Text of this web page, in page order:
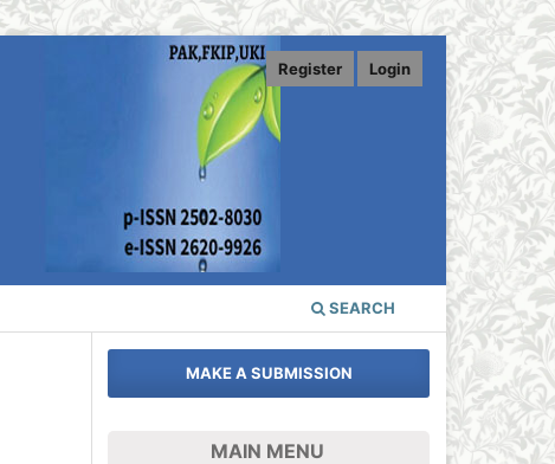
SEARCH
Register Login
MAKE A SUBMISSION
MAIN MENU